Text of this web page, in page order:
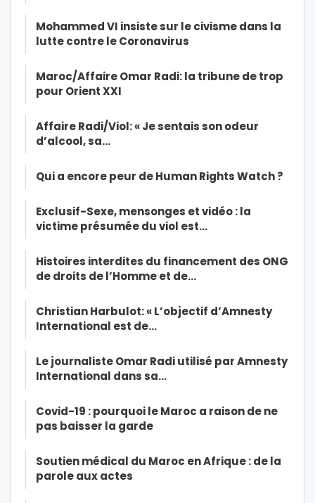
Mohammed VI insiste sur le civisme dans la
lutte contre le Coronavirus
Maroc/Affaire Omar Radi: la tribune de trop
pour Orient XXI
Affaire Radi/Viol: « Je sentais son odeur
d’alcool, sa…
Qui a encore peur de Human Rights Watch ?
Exclusif-Sexe, mensonges et vidéo : la
victime présumée du viol est…
Histoires interdites du financement des ONG
de droits de l’Homme et de…
Christian Harbulot: « L’objectif d’Amnesty
International est de…
Le journaliste Omar Radi utilisé par Amnesty
International dans sa…
Covid-19 : pourquoi le Maroc a raison de ne
pas baisser la garde
Soutien médical du Maroc en Afrique : de la
parole aux actes